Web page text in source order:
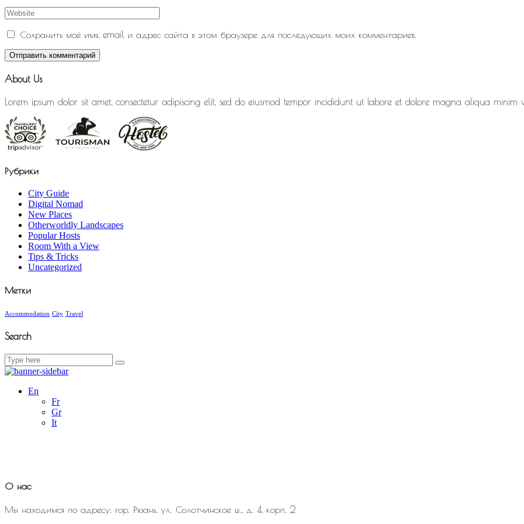
Сохранить моё имя, email и адрес сайта в этом браузере для последующих моих комментариев.
Отправить комментарий
About Us
Lorem ipsum dolor sit amet, consectetur adipiscing elit, sed do eiusmod tempor incididunt ut labore et dolore magna aliqua minim
Рубрики
City Guide
Digital Nomad
New Places
Otherworldly Landscapes
Popular Hosts
Room With a View
Tips & Tricks
Uncategorized
Метки
Accommodation City Travel
Search
Search
for:
En
Fr
Gr
It
О нас
Мы находимся по адресу: гор. Рязань, ул. Солотчинское ш., д. 4, корп. 2